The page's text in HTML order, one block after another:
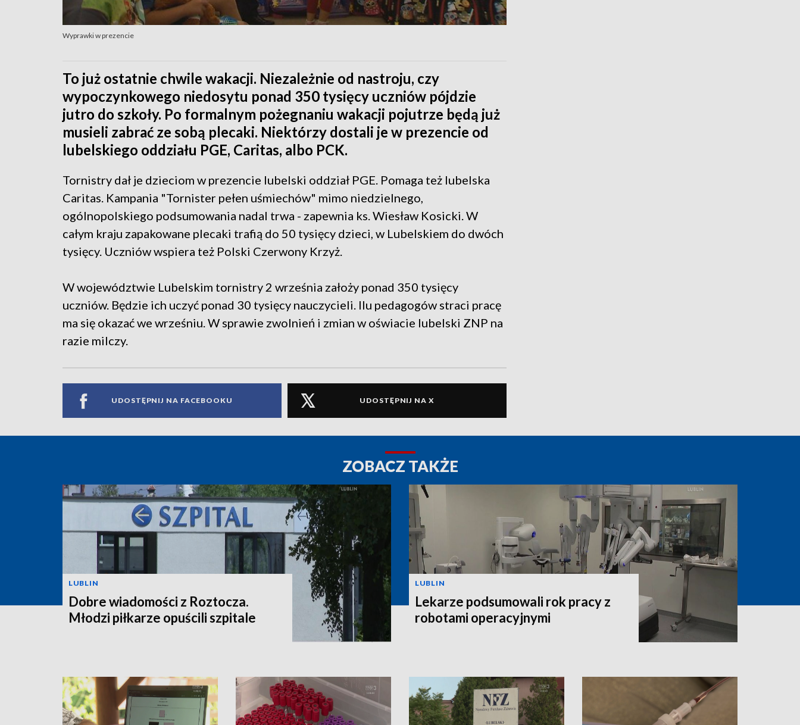
Wyprawki w prezencie
To już ostatnie chwile wakacji. Niezależnie od nastroju, czy
wypoczynkowego niedosytu ponad 350 tysięcy uczniów pójdzie
jutro do szkoły. Po formalnym pożegnaniu wakacji pojutrze będą już
musieli zabrać ze sobą plecaki. Niektórzy dostali je w prezencie od
lubelskiego oddziału PGE, Caritas, albo PCK.
Tornistry dał je dzieciom w prezencie lubelski oddział PGE. Pomaga też lubelska
Caritas. Kampania "Tornister pełen uśmiechów" mimo niedzielnego,
ogólnopolskiego podsumowania nadal trwa - zapewnia ks. Wiesław Kosicki. W
całym kraju zapakowane plecaki trafią do 50 tysięcy dzieci, w Lubelskiem do dwóch
tysięcy. Uczniów wspiera też Polski Czerwony Krzyż.
W województwie Lubelskim tornistry 2 września założy ponad 350 tysięcy
uczniów. Będzie ich uczyć ponad 30 tysięcy nauczycieli. Ilu pedagogów straci pracę
ma się okazać we wrześniu. W sprawie zwolnień i zmian w oświacie lubelski ZNP na
razie milczy.
UDOSTĘPNIJ NA FACEBOOKU UDOSTĘPNIJ NA X
ZOBACZ TAKŻE
LUBLIN
Dobre wiadomości z Roztocza.
Młodzi piłkarze opuścili szpitale
LUBLIN
Lekarze podsumowali rok pracy z
robotami operacyjnymi